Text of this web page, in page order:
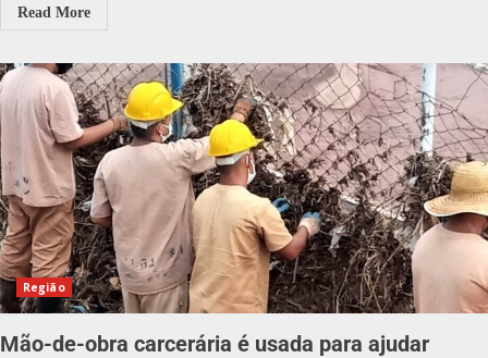
Read More
Região
Mão-de-obra carcerária é usada para ajudar